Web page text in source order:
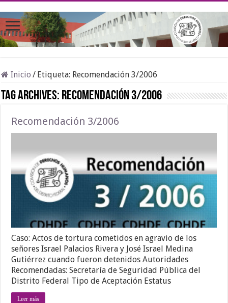
Inicio / Etiqueta: Recomendación 3/2006
Tag Archives: Recomendación 3/2006
Recomendación 3/2006
Caso: Actos de tortura cometidos en agravio de los
señores Israel Palacios Rivera y José Israel Medina
Gutiérrez cuando fueron detenidos Autoridades
Recomendadas: Secretaría de Seguridad Pública del
Distrito Federal Tipo de Aceptación Estatus
Leer más